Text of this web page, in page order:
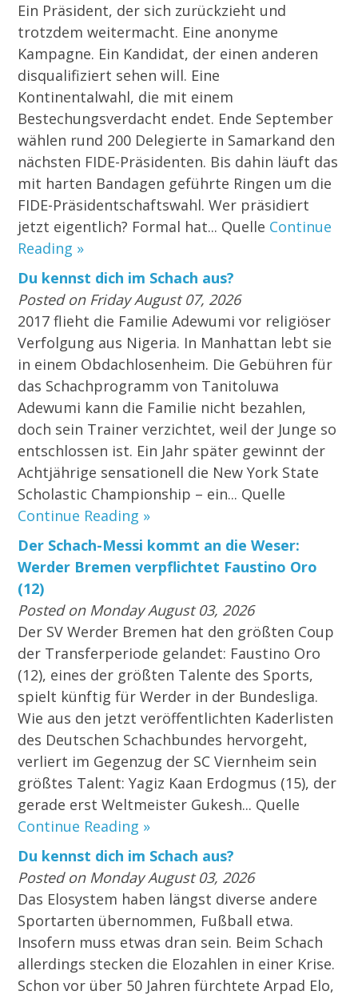
Ein Präsident, der sich zurückzieht und
trotzdem weitermacht. Eine anonyme
Kampagne. Ein Kandidat, der einen anderen
disqualifiziert sehen will. Eine
Kontinentalwahl, die mit einem
Bestechungsverdacht endet. Ende September
wählen rund 200 Delegierte in Samarkand den
nächsten FIDE-Präsidenten. Bis dahin läuft das
mit harten Bandagen geführte Ringen um die
FIDE-Präsidentschaftswahl. Wer präsidiert
jetzt eigentlich? Formal hat... Quelle Continue
Reading »
Du kennst dich im Schach aus?
Posted on Friday August 07, 2026
2017 flieht die Familie Adewumi vor religiöser
Verfolgung aus Nigeria. In Manhattan lebt sie
in einem Obdachlosenheim. Die Gebühren für
das Schachprogramm von Tanitoluwa
Adewumi kann die Familie nicht bezahlen,
doch sein Trainer verzichtet, weil der Junge so
entschlossen ist. Ein Jahr später gewinnt der
Achtjährige sensationell die New York State
Scholastic Championship – ein... Quelle
Continue Reading »
Der Schach-Messi kommt an die Weser:
Werder Bremen verpflichtet Faustino Oro
(12)
Posted on Monday August 03, 2026
Der SV Werder Bremen hat den größten Coup
der Transferperiode gelandet: Faustino Oro
(12), eines der größten Talente des Sports,
spielt künftig für Werder in der Bundesliga.
Wie aus den jetzt veröffentlichten Kaderlisten
des Deutschen Schachbundes hervorgeht,
verliert im Gegenzug der SC Viernheim sein
größtes Talent: Yagiz Kaan Erdogmus (15), der
gerade erst Weltmeister Gukesh... Quelle
Continue Reading »
Du kennst dich im Schach aus?
Posted on Monday August 03, 2026
Das Elosystem haben längst diverse andere
Sportarten übernommen, Fußball etwa.
Insofern muss etwas dran sein. Beim Schach
allerdings stecken die Elozahlen in einer Krise.
Schon vor über 50 Jahren fürchtete Arpad Elo,